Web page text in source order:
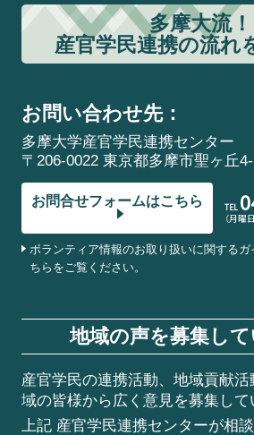
多摩大流！
産官学民連携の流れ
お問い合わせ先：
多摩大学産官学民連携センター
〒206-0022 東京都多摩市聖ヶ丘
お問合せフォームはこちら TEL
（月曜
ボランティア情報のお取り扱いに関するガ
ちらをご覧ください。
地域の声を募集して
産官学民の連携活動、地域貢献
域の皆様から広く意見を募集して
上記 産官学民連携センターが相